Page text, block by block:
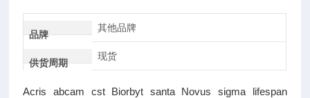
品牌
其他品牌
供货周期
现货
Acris abcam cst Biorbyt santa Novus sigma lifespan